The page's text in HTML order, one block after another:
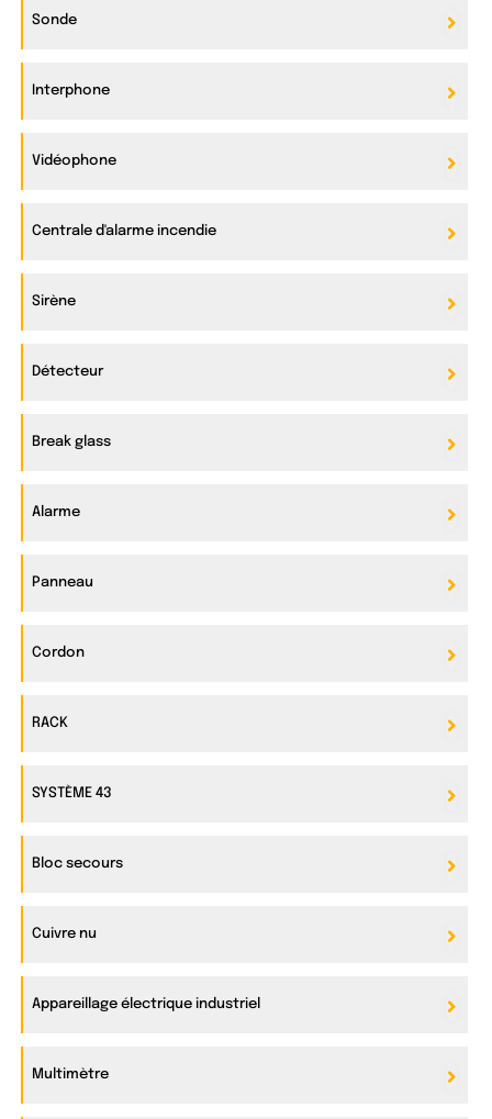
Sonde
Interphone
Vidéophone
Centrale d'alarme incendie
Sirène
Détecteur
Break glass
Alarme
Panneau
Cordon
RACK
SYSTÈME 43
Bloc secours
Cuivre nu
Appareillage électrique industriel
Multimètre